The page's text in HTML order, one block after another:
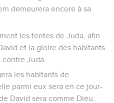
demeurera encore à sa
les tentes de Juda, afin
et la gloire des habitants
Juda.
les habitants de
parmi eux sera en ce jour-
David sera comme Dieu,